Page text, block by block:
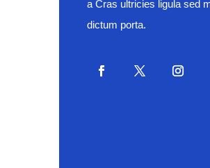
a Cras ultricies ligula sed
dictum porta.